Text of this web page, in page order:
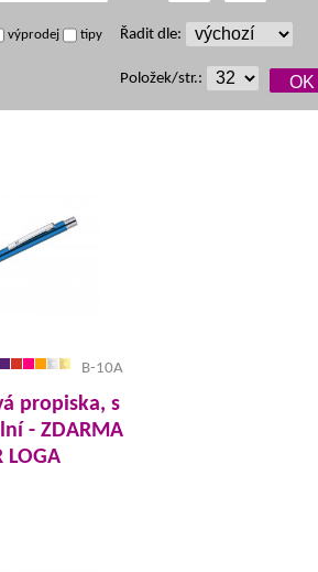
výprodej tipy Řadit dle:
Položek/str.:
B-10A
propiska, s
- ZDARMA
LOGA